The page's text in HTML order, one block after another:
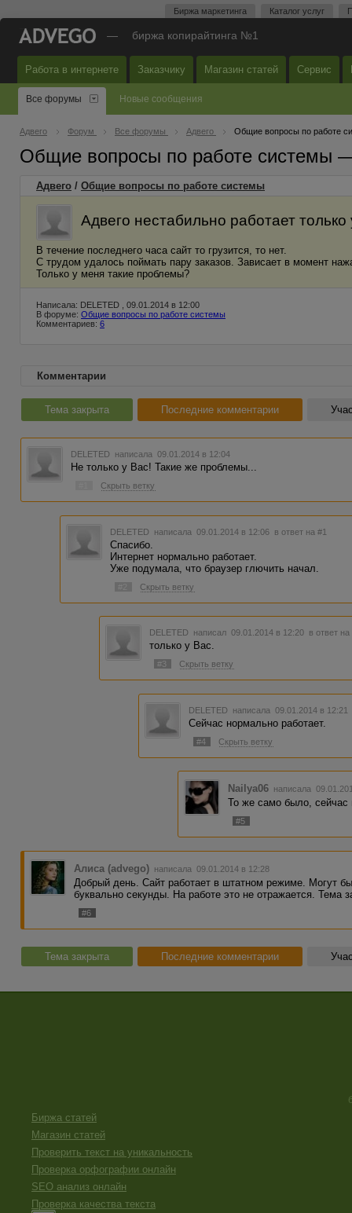
Биржа маркетинга Каталог услуг
— биржа копирайтинга №1
Работа в интернете Заказчику Магазин статей Сервис
Все форумы Новые сообщения
Адвего Форум Все форумы Адвего Общие вопросы по работе
Общие вопросы по работе системы
Адвего / Общие вопросы по работе системы
Адвего нестабильно работает
В течение последнего часа сайт то грузится, то нет.
С трудом удалось поймать пару заказов. Зависает в момент
Только у меня такие проблемы?
Написала: DELETED , 09.01.2014 в 12:00
В форуме: Общие вопросы по работе системы
Комментариев: 6
Комментарии
Тема закрыта Последние комментарии
DELETED написала 09.01.2014 в 12:04
Не только у Вас! Такие же проблемы...
Скрыть ветку
DELETED написала 09.01.2014 в 12:06 в ответ на #1
Спасибо.
Интернет нормально работает.
Уже подумала, что браузер глючить начал.
Скрыть ветку
DELETED написал 09.01.2014 в 12:20 в ответ на
только у Вас.
#3 Скрыть ветку
DELETED написала 09.01.2014 в
Сейчас нормально работает.
#4 Скрыть ветку
Nailya06 написала
То же само было, сейчас
#5
Алиса (advego) написала 09.01.2014 в 12:28
Добрый день. Сайт работает в штатном режиме. Могут
буквально секунды. На работе это не отражается. Тема
#6
Тема закрыта Последние комментарии
Биржа статей
Магазин статей
Проверить текст на уникальность
Проверка орфографии онлайн
SEO анализ онлайн
Проверка качества текста